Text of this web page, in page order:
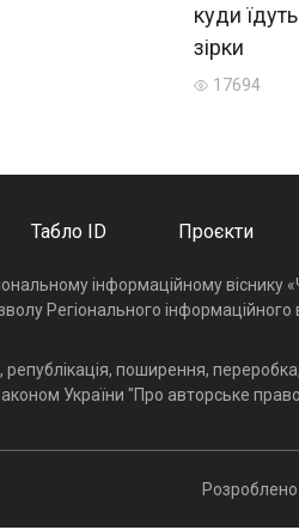
куди
зірки
17694
Табло ID Проєкти
інформаційному віснику
Регіонального інформаційного
поширення,
України "Про авторське право
Розроблено